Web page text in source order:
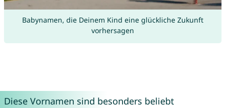
Babynamen, die Deinem Kind eine glückliche Zukunft
vorhersagen
Diese Vornamen sind besonders beliebt